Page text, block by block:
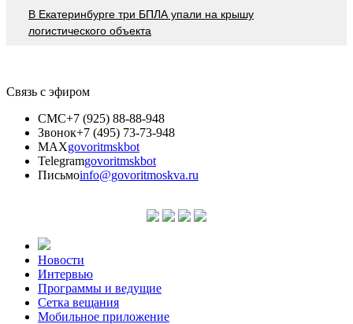
В Екатеринбурге три БПЛА упали на крышу
логистического объекта
Связь с эфиром
СМС+7 (925) 88-88-948
Звонок+7 (495) 73-73-948
MAXgovoritmskbot
Telegramgovoritmskbot
Письмоinfo@govoritmoskva.ru
Новости
Интервью
Программы и ведущие
Сетка вещания
Мобильное приложение